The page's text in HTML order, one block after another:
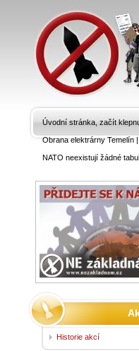
Úvodní stránka, začít
Obrana elektrárny Temelín
NATO neexistují žádné
Historie akcí